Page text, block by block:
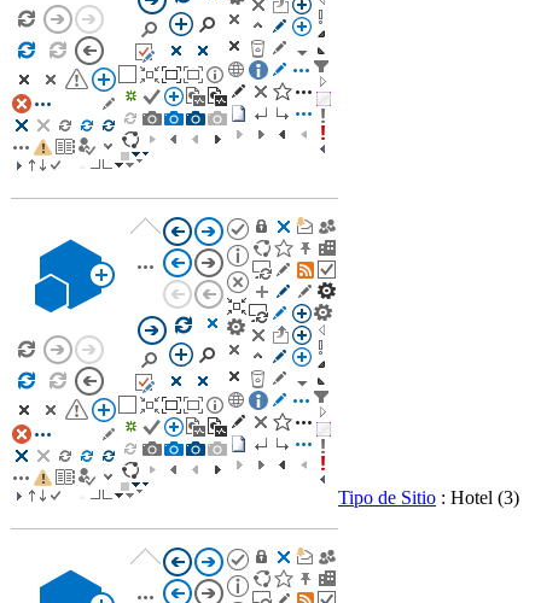
Tipo de Sitio : Hotel (3)